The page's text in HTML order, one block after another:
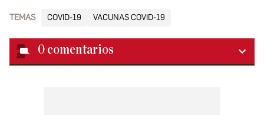
TEMAS COVID-19 VACUNAS COVID-19
0 comentarios